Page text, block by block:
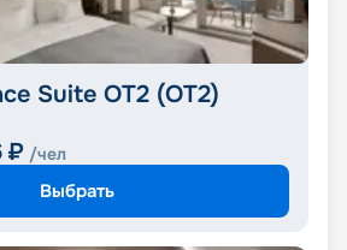
Suite OT2 (OT2)
₽ /чел
Выбрать